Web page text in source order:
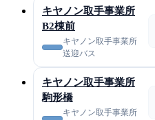
キヤノン取手事業所
B2棟前
キヤノン取手事業所
送迎バス
キヤノン取手事業所
駒形橋
キヤノン取手事業所